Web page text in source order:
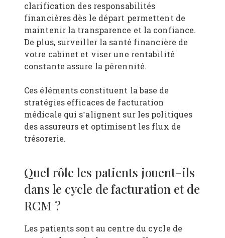
clarification des responsabilités
financières dès le départ permettent de
maintenir la transparence et la confiance.
De plus, surveiller la santé financière de
votre cabinet et viser une rentabilité
constante assure la pérennité.
Ces éléments constituent la base de
stratégies efficaces de facturation
médicale qui s’alignent sur les politiques
des assureurs et optimisent les flux de
trésorerie.
Quel rôle les patients jouent-ils
dans le cycle de facturation et de
RCM ?
Les patients sont au centre du cycle de